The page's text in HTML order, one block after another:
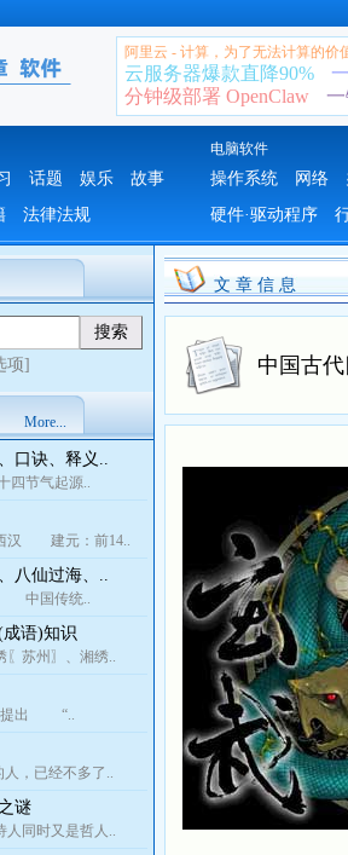
阿里云 - 计算，为了无法计算的价
云服务器爆款直降90%
分钟级部署 OpenClaw
电脑软件
话题 娱乐
故事
法律法规
操作系统 网络
硬件·驱动程序
项]
More...
口诀、释义..
节气起源..
建元：前14..
八仙过海、..
中国传统..
语)知识
苏州〗、湘绣..
提出 “..
，已经不多了..
谜
人同时又是哲人..
文 章 信 息
中国古